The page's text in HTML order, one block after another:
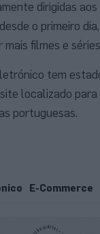
dirigidas
o primeiro
filmes e
tem
localizado
portuguesas.
E-Commerce